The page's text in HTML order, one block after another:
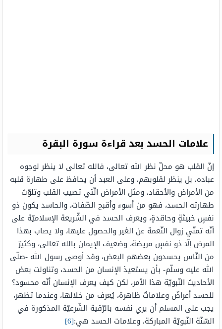
علامات الحسد بعد قراءة سورة البقرة
إنّ القلب هو محلّ نظر الله تعالى، فالله تعالى لا ينظر لوجوه
عباده، بل ينظر لقلوبهم، وعلى العبد أن يحافظ على طهارة قلبه
من الأمراض والأحقاد، ومثل الأمراض الّتي تصيب القلب وتلوّث
طهارته الحسد، فهو من أسوء وأقبح الصّفات، والحاسد يكون ذو
نفسٍ خبيثةٍ وحاقدةٍ، ويعرف الحسد في الشّريعة الإسلاميّة على
أنّه تمنّي زوال النّعمة عن الغير والحصول عليها، ولا يصاب بهذا
المرض إلّا ذو نفسٍ مريضة، وضعيف الإيمان بالله تعالى، وكثيرٌ
من النّاس يحسدون بعضهم البعض، وقد أوصى رسول الله -صلّى
الله عليه وسلّم- بأن يستعيذ الإنسان من الحسد، وتناولت بعض
الأحاديث النّبويّة هذا الأمر، لكن كيف يعرف الإنسان أنّه محسود؟
للحسد أعراضٌ وعلاماتٌ ظاهرة، يُعرف من خلالها، وعندما تظهر،
يجب على المسلم أن يري نفسه بالرّقية الشّرعيّة المذكورة في
السّنّة النّبويّة المباركة، وعلامات الحسد هي:[6]